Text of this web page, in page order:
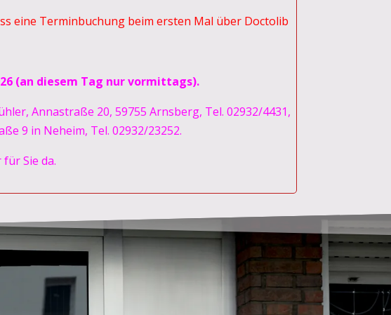
eine Terminbuchung beim ersten Mal über Doctolib
(an diesem Tag nur vormittags).
Annastraße 20, 59755 Arnsberg, Tel. 02932/4431,
9 in Neheim, Tel. 02932/23252.
Sie da.